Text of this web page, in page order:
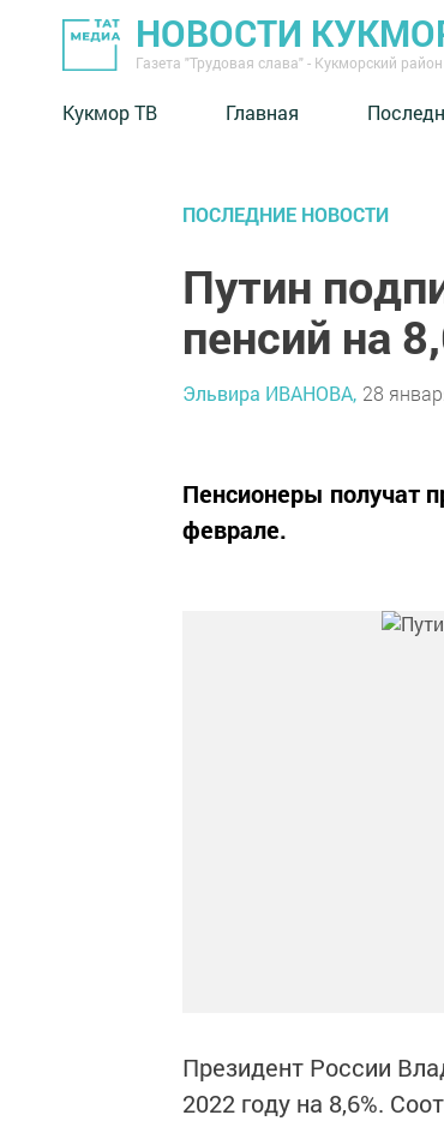
НОВОСТИ
Газета "Трудовая слава" - Кукморский район
Кукмор ТВ Главная
ПОСЛЕДНИЕ НОВОСТИ
Путин
пенсий на
Эльвира ИВАНОВА, 28
Пенсионеры получат
феврале.
Президент России
2022 году на 8,6%.